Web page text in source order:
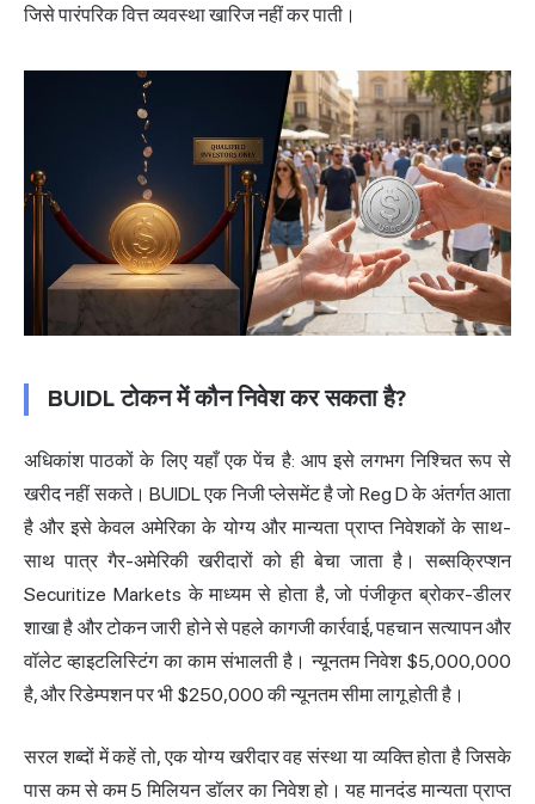
जिसे पारंपरिक वित्त व्यवस्था खारिज नहीं कर पाती।
BUIDL टोकन में कौन निवेश कर सकता है?
अधिकांश पाठकों के लिए यहाँ एक पेंच है: आप इसे लगभग निश्चित रूप से
खरीद नहीं सकते। BUIDL एक निजी प्लेसमेंट है जो Reg D के अंतर्गत आता
है और इसे केवल अमेरिका के योग्य और मान्यता प्राप्त निवेशकों के साथ-
साथ पात्र गैर-अमेरिकी खरीदारों को ही बेचा जाता है। सब्सक्रिप्शन
Securitize Markets के माध्यम से होता है, जो पंजीकृत ब्रोकर-डीलर
शाखा है और टोकन जारी होने से पहले कागजी कार्रवाई, पहचान सत्यापन और
वॉलेट व्हाइटलिस्टिंग का काम संभालती है। न्यूनतम निवेश $5,000,000
है, और रिडेम्पशन पर भी $250,000 की न्यूनतम सीमा लागू होती है।
सरल शब्दों में कहें तो, एक योग्य खरीदार वह संस्था या व्यक्ति होता है जिसके
पास कम से कम 5 मिलियन डॉलर का निवेश हो। यह मानदंड मान्यता प्राप्त